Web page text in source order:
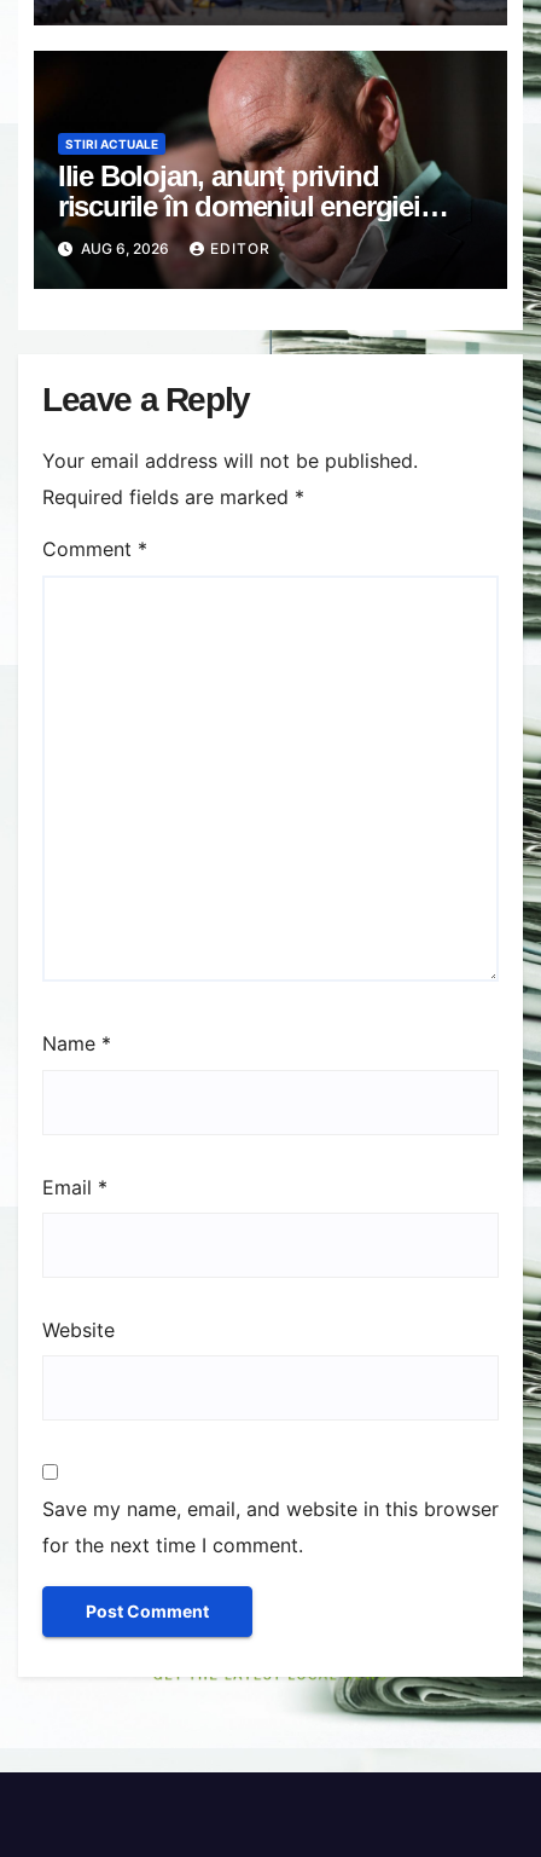
STIRI ACTUALE
Ilie Bolojan, anunț privind
riscurile în domeniul energiei
electrice. Ce a decis Guvernul
AUG 6, 2026 EDITOR
Leave a Reply
Your email address will not be published.
Required fields are marked *
Comment *
Name *
Email *
Website
Save my name, email, and website in this browser
for the next time I comment.